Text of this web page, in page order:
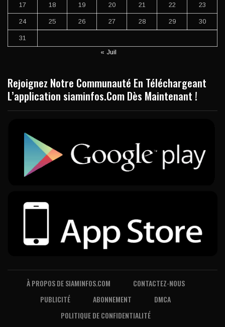
17 18 19 20 21 22 23
24 25 26 27 28 29 30
31
« Juil
Rejoignez Notre Communauté En Téléchargeant
L’application siaminfos.Com Dès Maintenant !
À PROPOS DE SIAMINFOS.COM
CONTACTEZ-NOUS
PUBLICITÉ
ABONNEMENT
DMCA
POLITIQUE DE CONFIDENTIALITÉ